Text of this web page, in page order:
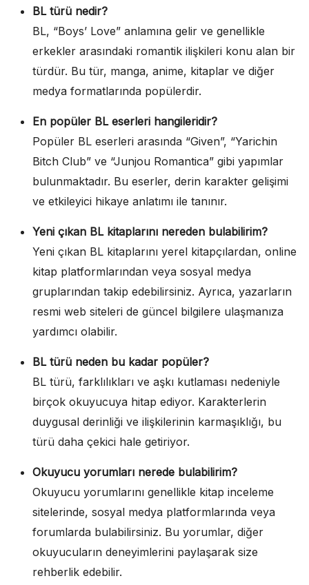
BL türü nedir?
BL, “Boys’ Love” anlamına gelir ve genellikle
erkekler arasındaki romantik ilişkileri konu alan bir
türdür. Bu tür, manga, anime, kitaplar ve diğer
medya formatlarında popülerdir.
En popüler BL eserleri hangileridir?
Popüler BL eserleri arasında “Given”, “Yarichin
Bitch Club” ve “Junjou Romantica” gibi yapımlar
bulunmaktadır. Bu eserler, derin karakter gelişimi
ve etkileyici hikaye anlatımı ile tanınır.
Yeni çıkan BL kitaplarını nereden bulabilirim?
Yeni çıkan BL kitaplarını yerel kitapçılardan, online
kitap platformlarından veya sosyal medya
gruplarından takip edebilirsiniz. Ayrıca, yazarların
resmi web siteleri de güncel bilgilere ulaşmanıza
yardımcı olabilir.
BL türü neden bu kadar popüler?
BL türü, farklılıkları ve aşkı kutlaması nedeniyle
birçok okuyucuya hitap ediyor. Karakterlerin
duygusal derinliği ve ilişkilerinin karmaşıklığı, bu
türü daha çekici hale getiriyor.
Okuyucu yorumları nerede bulabilirim?
Okuyucu yorumlarını genellikle kitap inceleme
sitelerinde, sosyal medya platformlarında veya
forumlarda bulabilirsiniz. Bu yorumlar, diğer
okuyucuların deneyimlerini paylaşarak size
rehberlik edebilir.